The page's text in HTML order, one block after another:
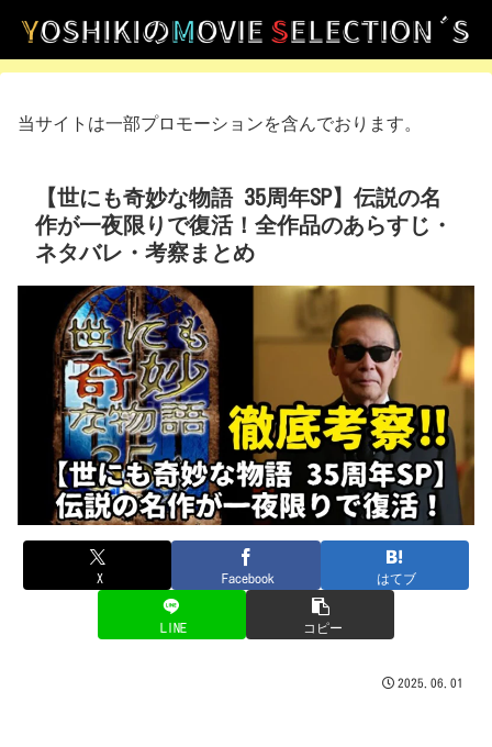
当サイトは一部プロモーションを含んでおります。
【世にも奇妙な物語 35周年SP】伝説の名
作が一夜限りで復活！全作品のあらすじ・
ネタバレ・考察まとめ
X Facebook はてブ
LINE コピー
2025.06.01